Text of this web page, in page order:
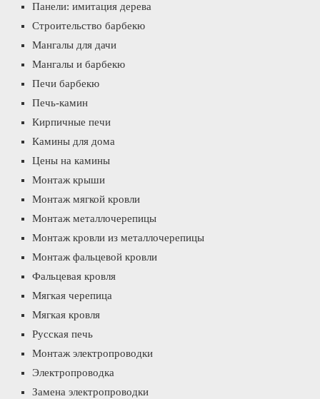
Панели: имитация дерева
Строительство барбекю
Мангалы для дачи
Мангалы и барбекю
Печи барбекю
Печь-камин
Кирпичные печи
Камины для дома
Цены на камины
Монтаж крыши
Монтаж мягкой кровли
Монтаж металлочерепицы
Монтаж кровли из металлочерепицы
Монтаж фальцевой кровли
Фальцевая кровля
Мягкая черепица
Мягкая кровля
Русская печь
Монтаж электропроводки
Электропроводка
Замена электропроводки